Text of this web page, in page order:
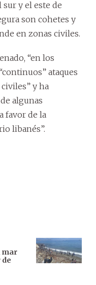
y el este de
son cohetes y
en zonas civiles.
“en los
ataques
y ha
algunas
favor de la
libanés”.
mar
de